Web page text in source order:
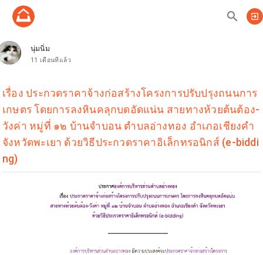
search exit_to_app
นุ่มนิ่ม
11 เดือนที่แล้ว
เรื่อง ประกวดราคาจ้างก่อสร้างโครงการปรับปรุงถนนการ
เกษตร โดยการลงหินคลุกบดอัดแน่น สายทางห้วยต้นต้อง-
วังค่า หมู่ที่ ๑๒ บ้านจำบอน ตำบลอ่างทอง อำเภอเชียงคำ
จังหวัดพะเยา ด้วยวิธีประกวดราคาอิเล็กทรอนิกส์ (e-biddi
ng)